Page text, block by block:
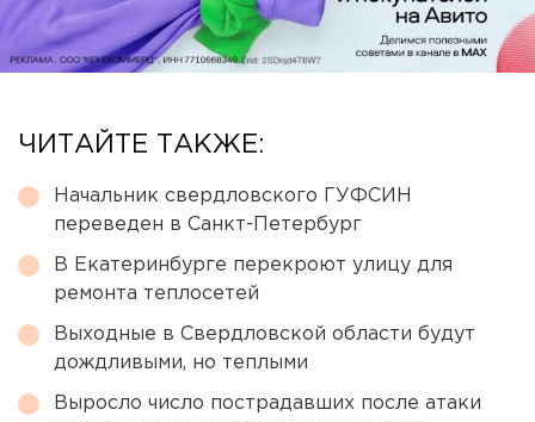
ЧИТАЙТЕ ТАКЖЕ:
Начальник свердловского ГУФСИН
переведен в Санкт-Петербург
В Екатеринбурге перекроют улицу для
ремонта теплосетей
Выходные в Свердловской области будут
дождливыми, но теплыми
Выросло число пострадавших после атаки